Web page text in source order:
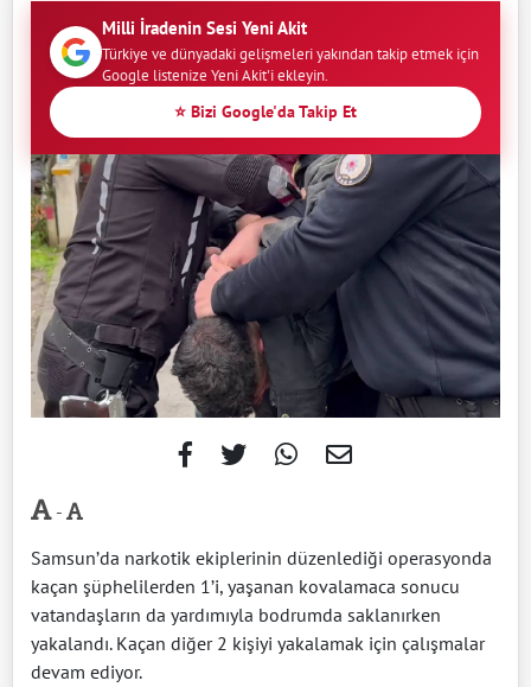
Milli İradenin Sesi Yeni Akit
Türkiye ve dünyadaki gelişmeleri yakından takip etmek için
Google listenize Yeni Akit'i ekleyin.
⭐ Bizi Google'da Takip Et
-
Samsun’da narkotik ekiplerinin düzenlediği operasyonda
kaçan şüphelilerden 1’i, yaşanan kovalamaca sonucu
vatandaşların da yardımıyla bodrumda saklanırken
yakalandı. Kaçan diğer 2 kişiyi yakalamak için çalışmalar
devam ediyor.